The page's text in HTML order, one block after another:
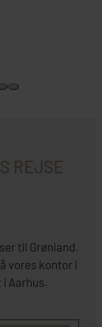
REJSE
til Grønland.
vores kontor i
Aarhus.